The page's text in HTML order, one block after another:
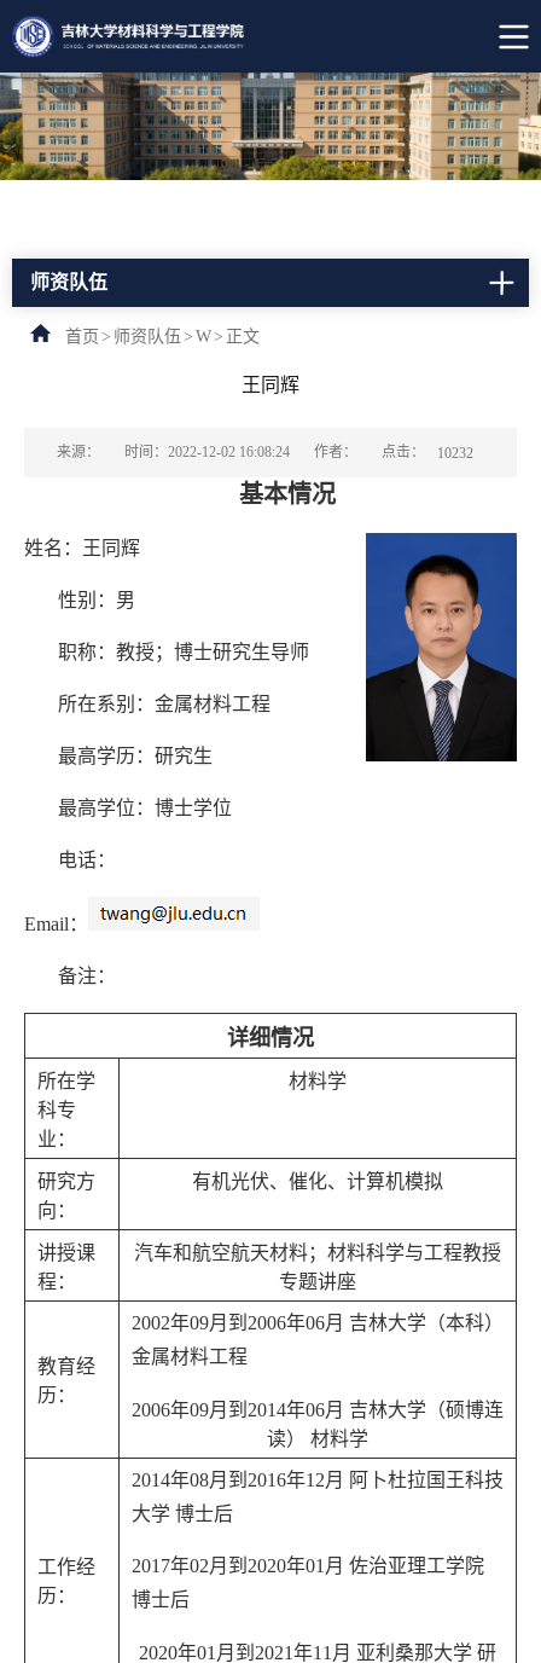
师资队伍
首页 > 师资队伍 > W> 正文
王同辉
来源： 时间：2022-12-02 16:08:24 作者： 点击： 10232
基本情况
姓名：王同辉
性别：男
职称：教授；博士研究生导师
所在系别：金属材料工程
最高学历：研究生
最高学位：博士学位
电话：
Email ：
备注：
详细情况
所在学
科专
业：
材料学
研究方
向：
有机光伏、催化、计算机模拟
讲授课
程：
汽车和航空航天材料；材料科学与工程教授
专题讲座
教育经
历：
2002年09月到 2006年06月 吉林大学（本科）
金属材料工程
2006年09月到 2014年06月 吉林大学（硕博连
读） 材料学
工作经
历：
2014年08月到 2016年12月 阿卜杜拉国王科技
大学 博士后
2017年02月到 2020年01 月 佐治亚理工学院
博士后
2020年01 月到 2021年11 月 亚利桑那大学 研